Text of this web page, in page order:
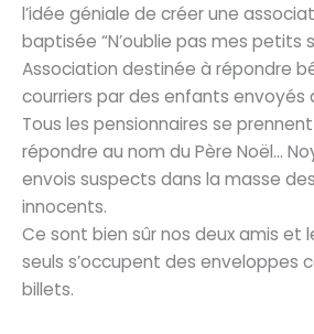
l’idée géniale de créer une
baptisée “N’oublie pas mes petits
Association destinée à répondre
courriers par des enfants envoyés
Tous les pensionnaires se
répondre au nom du Père Noël…
envois suspects dans la masse
innocents.
Ce sont bien sûr nos deux amis et
seuls s’occupent des enveloppes
billets.